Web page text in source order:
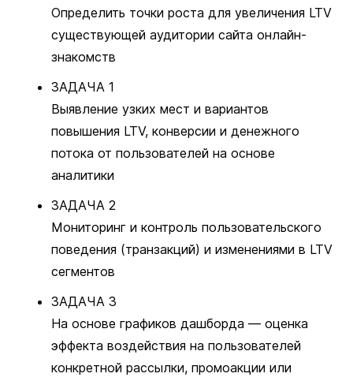
Определить точки роста для увеличения LTV
существующей аудитории сайта онлайн-
знакомств
ЗАДАЧА 1
Выявление узких мест и вариантов
повышения LTV, конверсии и денежного
потока от пользователей на основе
аналитики
ЗАДАЧА 2
Мониторинг и контроль пользовательского
поведения (транзакций) и изменениями в LTV
сегментов
ЗАДАЧА 3
На основе графиков дашборда — оценка
эффекта воздействия на пользователей
конкретной рассылки, промоакции или